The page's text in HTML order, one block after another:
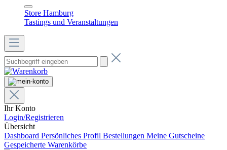
Store Hamburg
Tastings und Veranstaltungen
Ihr Konto
Login/Registrieren
Übersicht
Dashboard Persönliches Profil Bestellungen Meine Gutscheine
Gespeicherte Warenkörbe